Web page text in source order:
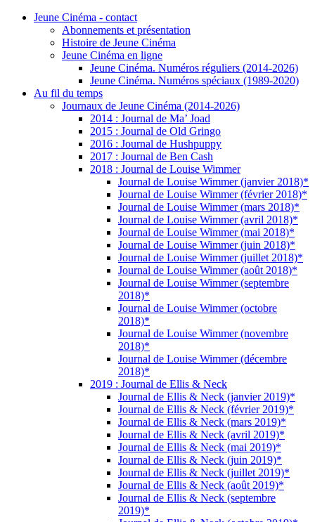
Jeune Cinéma - contact
Abonnements et présentation
Histoire de Jeune Cinéma
Jeune Cinéma en ligne
Jeune Cinéma. Numéros réguliers (2014-2026)
Jeune Cinéma. Numéros spéciaux (1989-2020)
Au fil du temps
Journaux de Jeune Cinéma (2014-2026)
2014 : Journal de Ma’ Joad
2015 : Journal de Old Gringo
2016 : Journal de Hushpuppy
2017 : Journal de Ben Cash
2018 : Journal de Louise Wimmer
Journal de Louise Wimmer (janvier 2018)*
Journal de Louise Wimmer (février 2018)*
Journal de Louise Wimmer (mars 2018)*
Journal de Louise Wimmer (avril 2018)*
Journal de Louise Wimmer (mai 2018)*
Journal de Louise Wimmer (juin 2018)*
Journal de Louise Wimmer (juillet 2018)*
Journal de Louise Wimmer (août 2018)*
Journal de Louise Wimmer (septembre
2018)*
Journal de Louise Wimmer (octobre
2018)*
Journal de Louise Wimmer (novembre
2018)*
Journal de Louise Wimmer (décembre
2018)*
2019 : Journal de Ellis & Neck
Journal de Ellis & Neck (janvier 2019)*
Journal de Ellis & Neck (février 2019)*
Journal de Ellis & Neck (mars 2019)*
Journal de Ellis & Neck (avril 2019)*
Journal de Ellis & Neck (mai 2019)*
Journal de Ellis & Neck (juin 2019)*
Journal de Ellis & Neck (juillet 2019)*
Journal de Ellis & Neck (août 2019)*
Journal de Ellis & Neck (septembre
2019)*